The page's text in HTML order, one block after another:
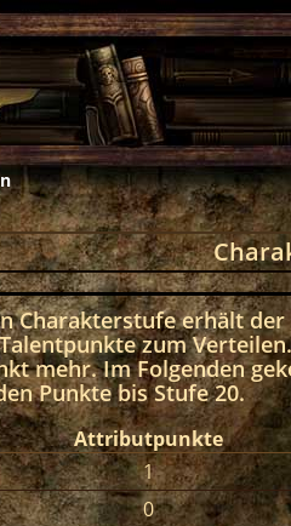
Charakterstufe erhält
zum
mehr. Im Folgenden
Punkte bis Stufe 20.
Attributpunkte
1
0